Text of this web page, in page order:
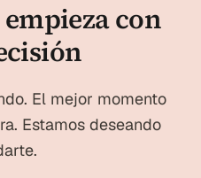
con
El mejor momento
Estamos deseando